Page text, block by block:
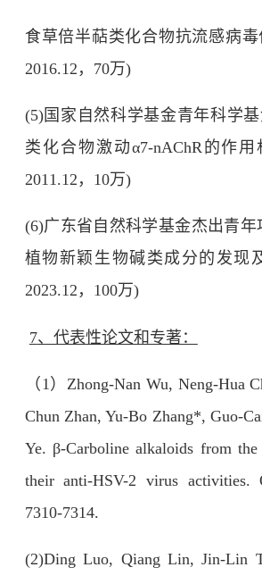
食草倍半萜类化合物抗流感病
2016.12 ， 70万)
(5)国家自然科学基金青年科学基
类化合物激动α7-nAChR 的作用
2011.12 ， 10万)
(6)广东省自然科学基金杰出青年
植物新颖生物碱类成分的发现
2023.12 ， 100万)
7、代表性论文和专著：
（1 ） Zhong-Nan Wu, Neng-Hua
Chun Zhan, Yu-Bo Zhang*, Guo-
Ye. β-Carboline alkaloids from the
their anti-HSV-2 virus activities.
7310-7314.
(2)Ding Luo, Qiang Lin, Jin-Lin